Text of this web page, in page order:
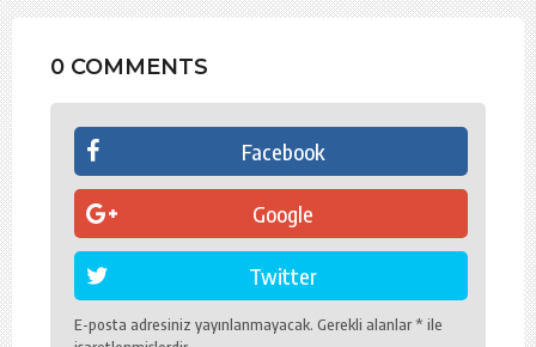
0 COMMENTS
Facebook
Google
Twitter
E-posta adresiniz yayınlanmayacak. Gerekli alanlar* ile